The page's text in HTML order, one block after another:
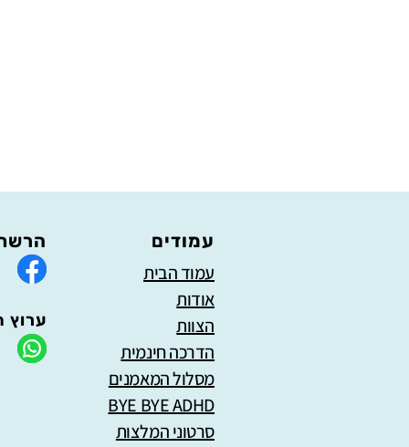
עמודים
עמוד הבית
אודות
הצוות
הדרכה חינמית
מסלול המאמנים
BYE BYE ADHD
סרטוני המלצות
ערוץ